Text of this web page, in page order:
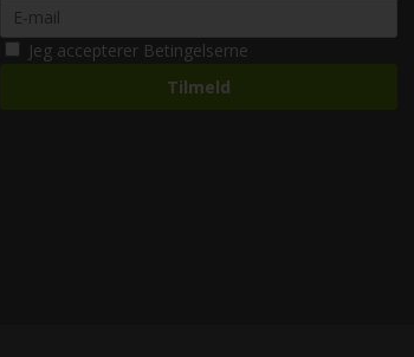
Jeg accepterer Betingelserne